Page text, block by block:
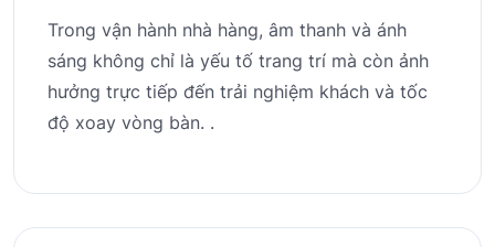
Trong vận hành nhà hàng, âm thanh và ánh
sáng không chỉ là yếu tố trang trí mà còn ảnh
hưởng trực tiếp đến trải nghiệm khách và tốc
độ xoay vòng bàn. .